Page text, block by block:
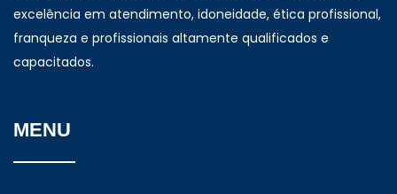
excelência em atendimento, idoneidade, ética profissional,
franqueza e profissionais altamente qualificados e
capacitados.
MENU